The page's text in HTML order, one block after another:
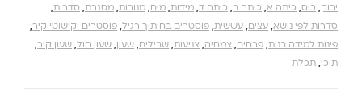
ירוק, כיס, כיתה א, כיתה ב, כיתה ד, מידות, מים, מנורות, מסגרת, סדרות,
סדרות לפי נושא, עצים, עששית, פוסטרים בחיתוך רגיל, פוסטרים וקישוטי קיר,
פינות למידה בנות, פרחים, צמחיה, צניעות, שבילים, שעון, שעון חול, שעון קיר,
תוכי, תכלת